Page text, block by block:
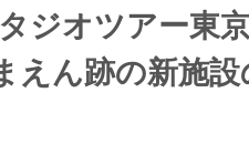
ジオツアー東
えん跡の新施